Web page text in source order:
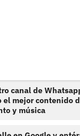
canal de
el mejor contenido
y música